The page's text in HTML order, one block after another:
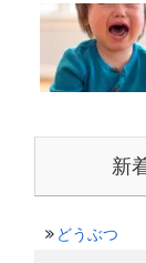
新
どうぶつ